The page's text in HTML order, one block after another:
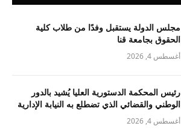
مجلس الدولة يستقبل وفدًا من طلاب كلية
الحقوق بجامعة قنا
أغسطس 4, 2026
رئيس المحكمة الدستورية العليا يُشيد بالدور
الوطني والقضائي الذي تضطلع به النيابة الإدارية
أغسطس 4, 2026